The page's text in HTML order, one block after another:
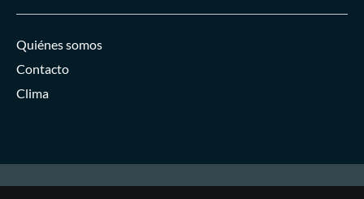
Quiénes somos
Contacto
Clima